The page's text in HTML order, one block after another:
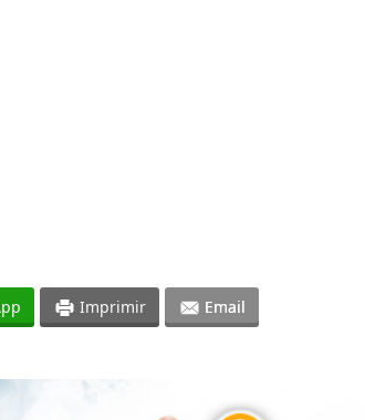
Imprimir Email